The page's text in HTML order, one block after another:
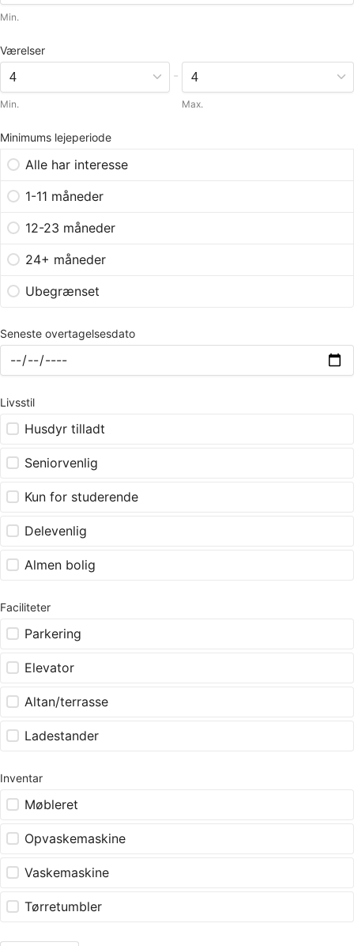
Min.
Værelser
Min.
-
Max.
Minimums lejeperiode
Alle har interesse
1-11 måneder
12-23 måneder
24+ måneder
Ubegrænset
Seneste overtagelsesdato
Livsstil
Husdyr tilladt
Seniorvenlig
Kun for studerende
Delevenlig
Almen bolig
Faciliteter
Parkering
Elevator
Altan/terrasse
Ladestander
Inventar
Møbleret
Opvaskemaskine
Vaskemaskine
Tørretumbler